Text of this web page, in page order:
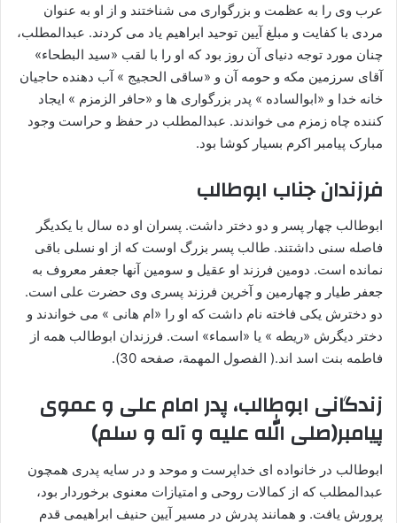
عرب وی را به عظمت و بزرگواری می شناختند و از او به عنوان
مردی با کفایت و مبلغ آیین توحید ابراهیم یاد می کردند. عبدالمطلب،
چنان مورد توجه دنیای آن روز بود که او را با لقب «سید البطحاء»
آقای سرزمین مکه و حومه آن و «ساقی الحجیج » آب دهنده حاجیان
خانه خدا و «ابوالساده » پدر بزرگواری ها و «حافر الزمزم » ایجاد
کننده چاه زمزم می خواندند. عبدالمطلب در حفظ و حراست وجود
مبارک پیامبر اکرم بسیار کوشا بود.
فرزندان جناب ابوطالب
ابوطالب چهار پسر و دو دختر داشت. پسران او ده سال با یکدیگر
فاصله سنی داشتند. طالب پسر بزرگ اوست که از او نسلی باقی
نمانده است. دومین فرزند او عقیل و سومین آنها جعفر معروف به
جعفر طیار و چهارمین و آخرین فرزند پسری وی حضرت علی است.
دو دخترش یکی فاخته نام داشت که او را «ام هانی » می خواندند و
دختر دیگرش «ریطه » یا «اسماء» است. فرزندان ابوطالب همه از
فاطمه بنت اسد اند.( الفصول المهمة، صفحه 30).
زندگانی ابوطالب، پدر امام علی و عموی
پیامبر(صلی الله علیه و آله و سلم)
ابوطالب در خانواده ای خداپرست و موحد و در سایه پدری همچون
عبدالمطلب که از کمالات روحی و امتیازات معنوی برخوردار بود،
پرورش یافت. و همانند پدرش در مسیر آیین حنیف ابراهیمی قدم